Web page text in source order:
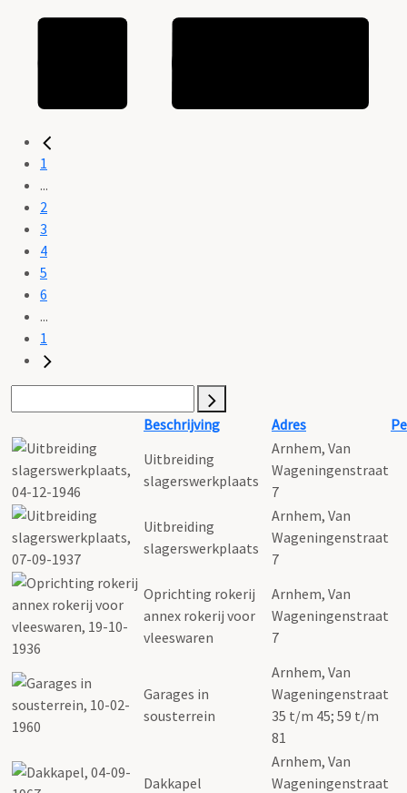
1
...
2
3
4
5
6
...
1
Beschrijving Adres
Uitbreiding
slagerswerkplaats
Arnhem, Van
Wageningenstraat
7
Uitbreiding
slagerswerkplaats
Arnhem, Van
Wageningenstraat
7
Oprichting rokerij
annex rokerij voor
vleeswaren
Arnhem, Van
Wageningenstraat
7
Garages in
sousterrein
Arnhem, Van
Wageningenstraat
35 t/m 45; 59 t/m
81
Dakkapel
Arnhem, Van
Wageningenstraat